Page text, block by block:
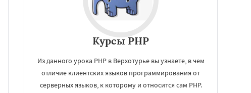
Курсы PHP
Из данного урока РНР в Верхотурье вы узнаете, в чем
отличие клиентских языков программирования от
серверных языков, к которому и относится сам PHP.